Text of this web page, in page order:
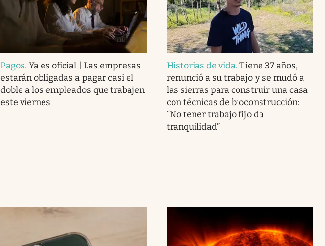
Pagos.Ya es oficial | Las empresas
estarán obligadas a pagar casi el
doble a los empleados que trabajen
este viernes
Historias de vida.Tiene 37 años,
renunció a su trabajo y se mudó a
las sierras para construir una casa
con técnicas de bioconstrucción:
“No tener trabajo fijo da
tranquilidad”